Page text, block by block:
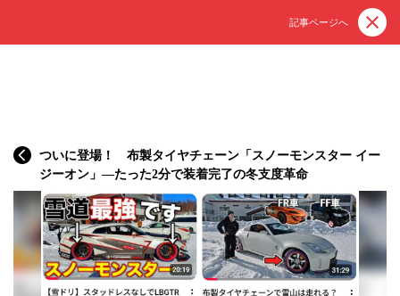
記事ページへ
ついに登場！ 布製タイヤチェーン「スノーモンスター イー
ジーオン」—たった2分で装着完了の冬支度革命